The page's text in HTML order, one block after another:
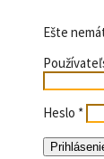
Ešte
Heslo *